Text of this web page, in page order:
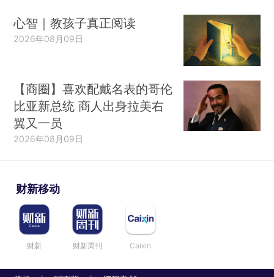
心智｜教孩子真正阅读
2026年08月09日
【商圈】喜欢配戴名表的哥伦
比亚新总统 商人出身拉美右
翼又一员
2026年08月09日
财新移动
财新 财新周刊 Caixin